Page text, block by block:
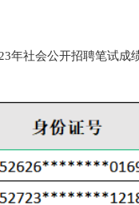
年社会公开招聘笔试成